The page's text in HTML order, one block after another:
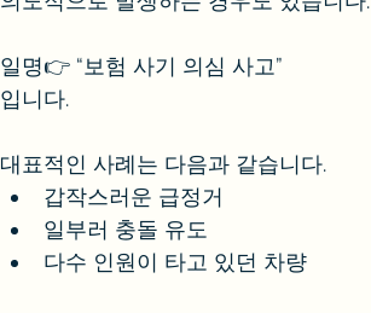
일명👉 “보험 사기 의심 사고”
입니다.
대표적인 사례는 다음과 같습니다.
갑작스러운 급정거
일부러 충돌 유도
다수 인원이 타고 있던 차량